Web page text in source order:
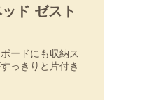
ド ゼスト
ードにも収納ス
っきりと片付き